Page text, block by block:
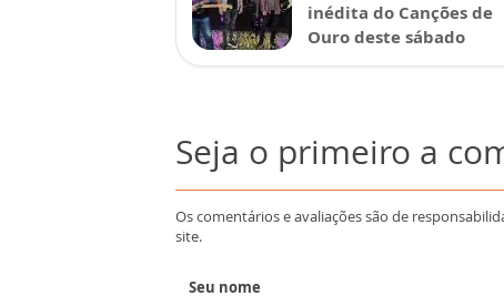
inédita do Canções de
Ouro deste sábado
Seja o primeiro a
Os comentários e avaliações são de
site.
Seu nome